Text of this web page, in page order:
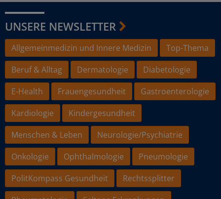
UNSERE NEWSLETTER
Allgemeinmedizin und Innere Medizin
Top-Thema
Beruf & Alltag
Dermatologie
Diabetologie
E-Health
Frauengesundheit
Gastroenterologie
Kardiologie
Kindergesundheit
Menschen & Leben
Neurologie/Psychiatrie
Onkologie
Ophthalmologie
Pneumologie
PolitKompass Gesundheit
Rechtssplitter